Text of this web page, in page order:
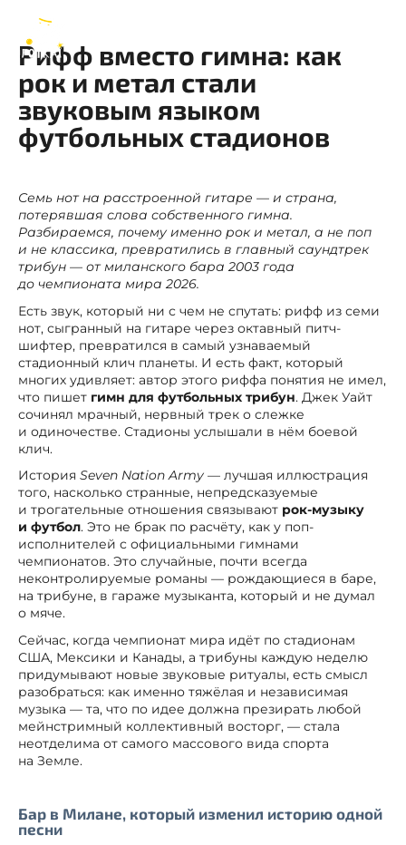
Рифф вместо гимна: как
рок и метал стали
звуковым языком
футбольных стадионов
Семь нот на расстроенной гитаре — и страна,
потерявшая слова собственного гимна.
Разбираемся, почему именно рок и метал, а не поп
и не классика, превратились в главный саундтрек
трибун — от миланского бара 2003 года
до чемпионата мира 2026.
Есть звук, который ни с чем не спутать: рифф из семи
нот, сыгранный на гитаре через октавный питч-
шифтер, превратился в самый узнаваемый
стадионный клич планеты. И есть факт, который
многих удивляет: автор этого риффа понятия не имел,
что пишет гимн для футбольных трибун. Джек Уайт
сочинял мрачный, нервный трек о слежке
и одиночестве. Стадионы услышали в нём боевой
клич.
История Seven Nation Army — лучшая иллюстрация
того, насколько странные, непредсказуемые
и трогательные отношения связывают рок-музыку
и футбол. Это не брак по расчёту, как у поп-
исполнителей с официальными гимнами
чемпионатов. Это случайные, почти всегда
неконтролируемые романы — рождающиеся в баре,
на трибуне, в гараже музыканта, который и не думал
о мяче.
Сейчас, когда чемпионат мира идёт по стадионам
США, Мексики и Канады, а трибуны каждую неделю
придумывают новые звуковые ритуалы, есть смысл
разобраться: как именно тяжёлая и независимая
музыка — та, что по идее должна презирать любой
мейнстримный коллективный восторг, — стала
неотделима от самого массового вида спорта
на Земле.
Бар в Милане, который изменил историю одной
песни